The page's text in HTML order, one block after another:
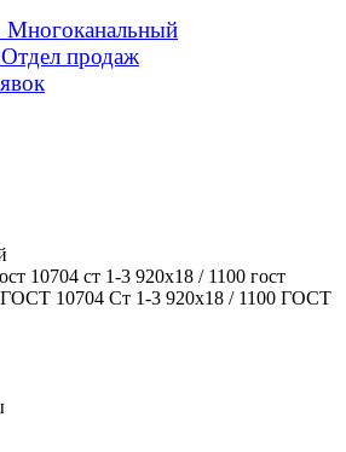
Многоканальный
Отдел продаж
10704 ст 1-3 920x18 / 1100 гост
10704 Ст 1-3 920x18 / 1100 ГОСТ